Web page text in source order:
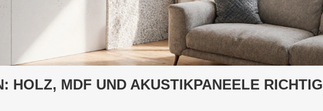
HOLZ, MDF UND AKUSTIKPANEELE RICHTIG